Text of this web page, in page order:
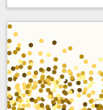
Keine freien Plätze